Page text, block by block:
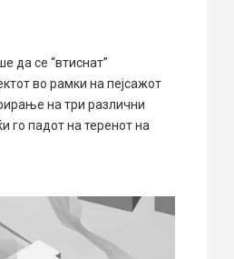
да се “втиснат”
во рамки на пејсажот
на три различни
го падот на теренот на